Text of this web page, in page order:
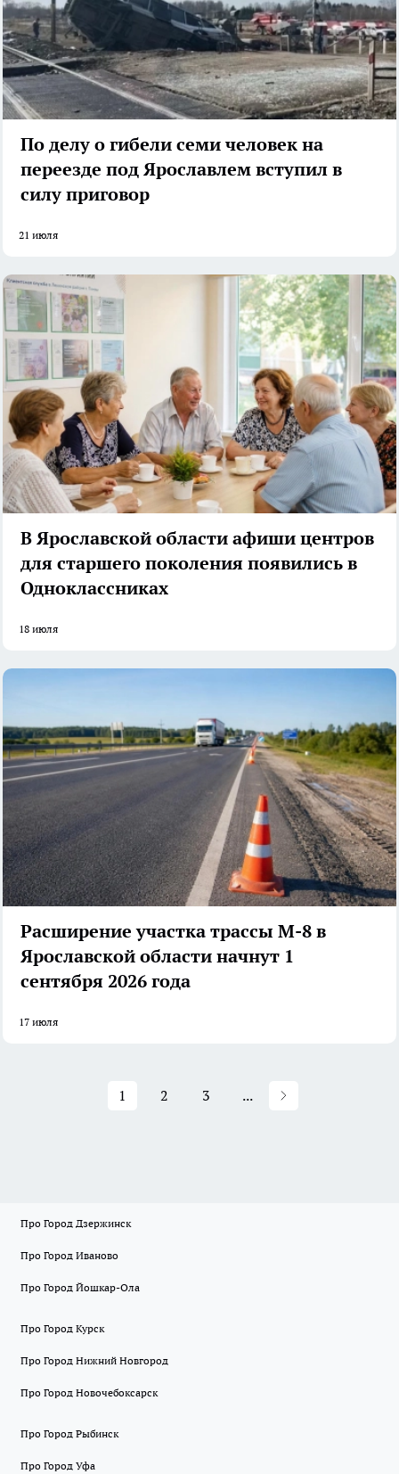
По делу о гибели семи человек на
переезде под Ярославлем вступил в
силу приговор
21 июля
В Ярославской области афиши центров
для старшего поколения появились в
Одноклассниках
18 июля
Расширение участка трассы М-8 в
Ярославской области начнут 1
сентября 2026 года
17 июля
1 2 3 ...
Про Город Дзержинск
Про Город Иваново
Про Город Йошкар-Ола
Про Город Курск
Про Город Нижний Новгород
Про Город Новочебоксарск
Про Город Рыбинск
Про Город Уфа